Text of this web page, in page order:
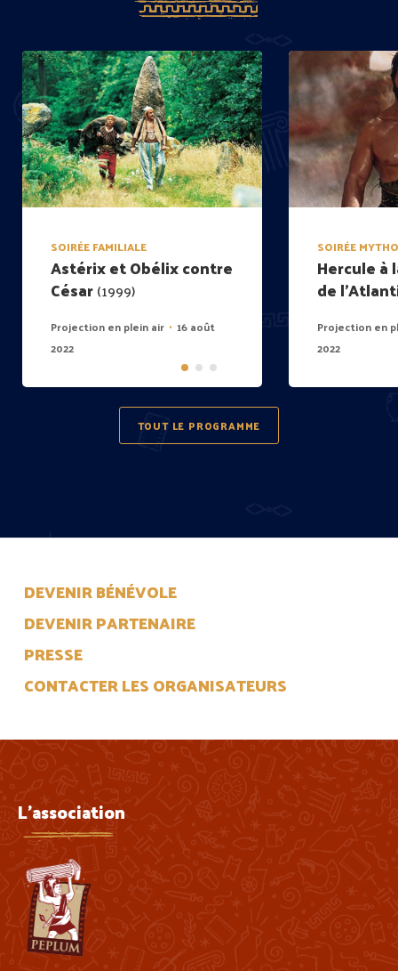
SOIRÉE FAMILIALE
Astérix et Obélix contre
César(1999)
Projection en plein air • 16 août
2022
SOIRÉE
Hercule à
de
Projection en
2022
TOUT LE PROGRAMME
DEVENIR BÉNÉVOLE
DEVENIR PARTENAIRE
PRESSE
CONTACTER LES ORGANISATEURS
L'association